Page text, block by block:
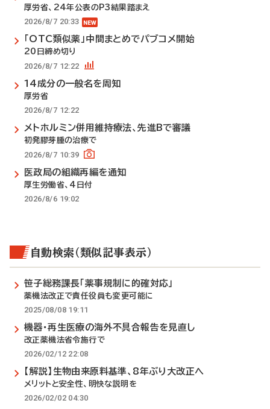
厚労省、24年公表のP3結果踏まえ
2026/8/7 20:33
「OTC類似薬」中間まとめでパブコメ開始
20日締め切り
2026/8/7 12:22
14成分の一般名を周知
厚労省
2026/8/7 12:22
メトホルミン併用維持療法、先進Bで審議
初発膠芽腫の治療で
2026/8/7 10:39
医政局の組織再編を通知
厚生労働省、4日付
2026/8/6 19:02
自動検索（類似記事表示）
笹子総務課長「薬事規制に的確対応」
薬機法改正で責任役員も変更可能に
2025/08/08 19:11
機器・再生医療の海外不具合報告を見直し
改正薬機法省令施行で
2026/02/12 22:08
【解説】生物由来原料基準、8年ぶり大改正へ
メリットと安全性、明快な説明を
2026/02/02 04:30